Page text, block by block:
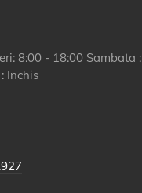
8:00 - 18:00 Sambata
Inchis